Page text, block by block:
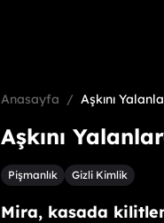
Anasayfa / Aşkını
Aşkını
Pişmanlık Gizli Kimlik
Mira, kasada